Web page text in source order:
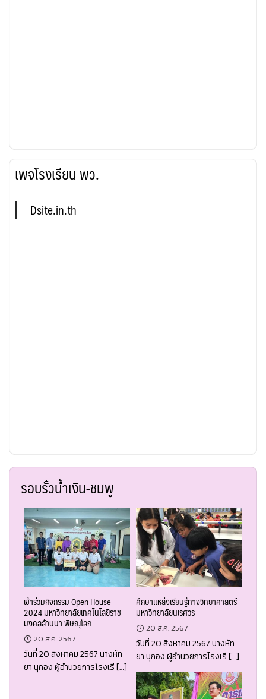
เพจโรงเรียน พว.
Dsite.in.th
รอบรั้วน้ำเงิน-ชมพู
เข้าร่วมกิจกรรม Open House
2024 มหาวิทยาลัยเทคโนโลยีราช
มงคลล้านนา พิษณุโลก
20 ส.ค. 2567
วันที่ 20 สิงหาคม 2567 นางหัท
ยา นุกอง ผู้อำนวยการโรงเรี […]
ศึกษาแหล่งเรียนรู้ทางวิทยาศาสตร์
มหาวิทยาลัยนเรศวร
20 ส.ค. 2567
วันที่ 20 สิงหาคม 2567 นางหัท
ยา นุกอง ผู้อำนวยการโรงเรี […]